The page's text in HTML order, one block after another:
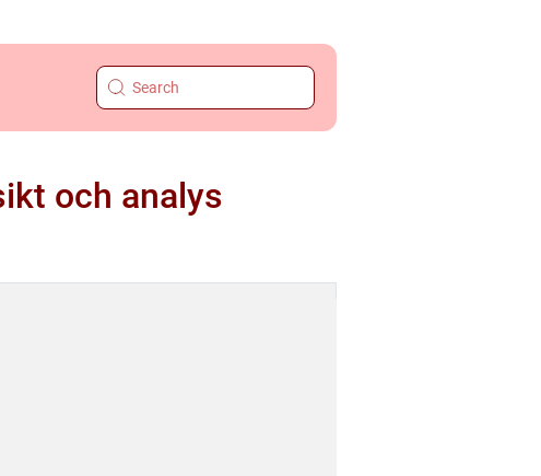
och analys